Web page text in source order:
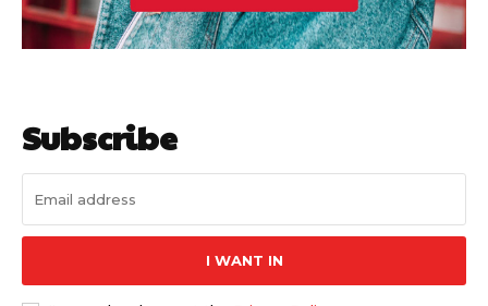
Subscribe
I WANT IN